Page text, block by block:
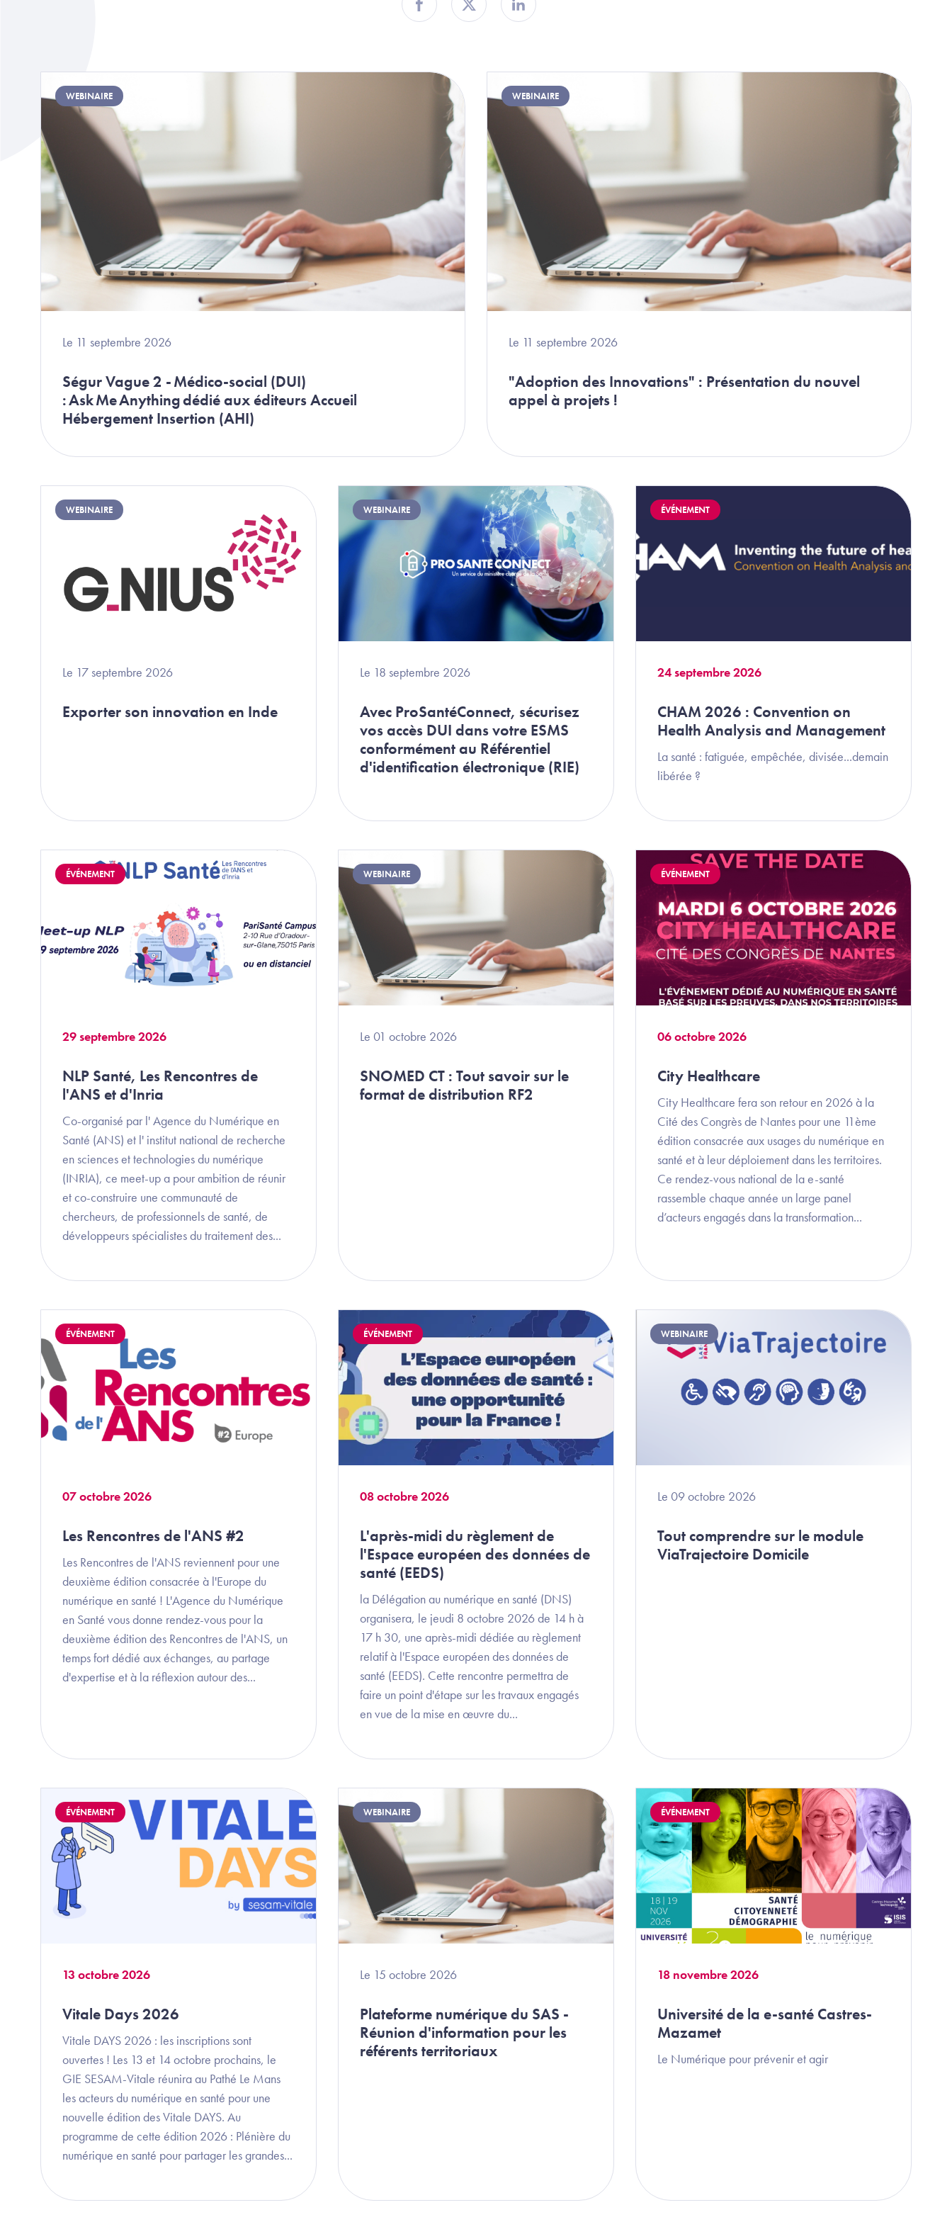
Partager sur Facebook
Partager sur TwitterPartager sur Linkedin
WEBINAIRE
Le 11 septembre 2026
Ségur Vague 2 - Médico-social (DUI)
: Ask Me Anything dédié aux éditeurs Accueil
Hébergement Insertion (AHI)
WEBINAIRE
Le 11 septembre 2026
"Adoption des Innovations" : Présentation du nouvel
appel à projets !
WEBINAIRE
Le 17 septembre 2026
Exporter son innovation en Inde
WEBINAIRE
Le 18 septembre 2026
Avec ProSantéConnect, sécurisez
vos accès DUI dans votre ESMS
conformément au Référentiel
d'identification électronique (RIE)
ÉVÉNEMENT
24 septembre 2026
CHAM 2026 : Convention on
Health Analysis and Management
La santé : fatiguée, empêchée, divisée...demain
libérée ?
ÉVÉNEMENT
29 septembre 2026
NLP Santé, Les Rencontres de
l'ANS et d'Inria
Co-organisé par l' Agence du Numérique en
Santé (ANS) et l' institut national de recherche
en sciences et technologies du numérique
(INRIA), ce meet-up a pour ambition de réunir
et co-construire une communauté de
chercheurs, de professionnels de santé, de
développeurs spécialistes du traitement des...
WEBINAIRE
Le 01 octobre 2026
SNOMED CT : Tout savoir sur le
format de distribution RF2
ÉVÉNEMENT
06 octobre 2026
City Healthcare
City Healthcare fera son retour en 2026 à la
Cité des Congrès de Nantes pour une 11ème
édition consacrée aux usages du numérique en
santé et à leur déploiement dans les territoires.
Ce rendez-vous national de la e-santé
rassemble chaque année un large panel
d’acteurs engagés dans la transformation...
ÉVÉNEMENT
07 octobre 2026
Les Rencontres de l'ANS #2
Les Rencontres de l'ANS reviennent pour une
deuxième édition consacrée à l'Europe du
numérique en santé ! L'Agence du Numérique
en Santé vous donne rendez-vous pour la
deuxième édition des Rencontres de l'ANS, un
temps fort dédié aux échanges, au partage
d'expertise et à la réflexion autour des...
ÉVÉNEMENT
08 octobre 2026
L'après-midi du règlement de
l'Espace européen des données de
santé (EEDS)
la Délégation au numérique en santé (DNS)
organisera, le jeudi 8 octobre 2026 de 14 h à
17 h 30, une après-midi dédiée au règlement
relatif à l'Espace européen des données de
santé (EEDS). Cette rencontre permettra de
faire un point d'étape sur les travaux engagés
en vue de la mise en œuvre du...
WEBINAIRE
Le 09 octobre 2026
Tout comprendre sur le module
ViaTrajectoire Domicile
ÉVÉNEMENT
13 octobre 2026
Vitale Days 2026
Vitale DAYS 2026 : les inscriptions sont
ouvertes ! Les 13 et 14 octobre prochains, le
GIE SESAM-Vitale réunira au Pathé Le Mans
les acteurs du numérique en santé pour une
nouvelle édition des Vitale DAYS. Au
programme de cette édition 2026 : Plénière du
numérique en santé pour partager les grandes...
WEBINAIRE
Le 15 octobre 2026
Plateforme numérique du SAS -
Réunion d'information pour les
référents territoriaux
Image
ÉVÉNEMENT
18 novembre 2026
Université de la e-santé Castres-
Mazamet
Le Numérique pour prévenir et agir